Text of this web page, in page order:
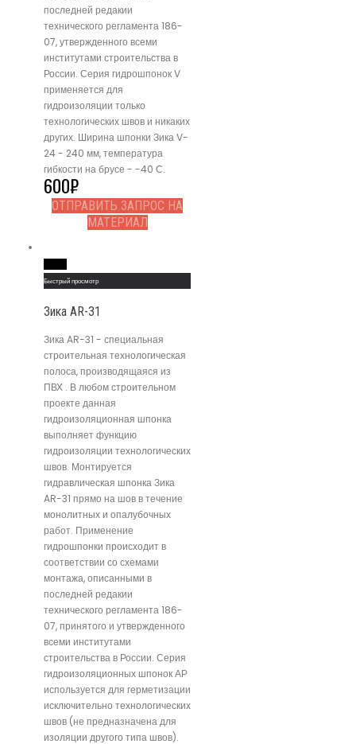
последней редакии
технического регламента 186-
07, утвержденного всеми
институтами строительства в
России. Серия гидрошпонок V
применяется для
гидроизоляции только
технологических швов и никаких
других. Ширина шпонки Зика V-
24 - 240 мм, температура
гибкости на брусе - -40 С.
600₽
ОТПРАВИТЬ ЗАПРОС НА
МАТЕРИАЛ
Быстрый просмотр
Зика AR-31
Зика AR-31 - специальная
строительная технологическая
полоса, производящаяся из
ПВХ . В любом строительном
проекте данная
гидроизоляционная шпонка
выполняет функцию
гидроизоляции технологических
швов. Монтируется
гидравлическая шпонка Зика
AR-31 прямо на шов в течение
монолитных и опалубочных
работ. Применение
гидрошпонки происходит в
соответствии со схемами
монтажа, описанными в
последней редакии
технического регламента 186-
07, принятого и утвержденного
всеми институтами
строительства в России. Серия
гидроизоляционных шпонок АР
используется для герметизации
исключительно технологических
швов (не предназначена для
изоляции другого типа швов).